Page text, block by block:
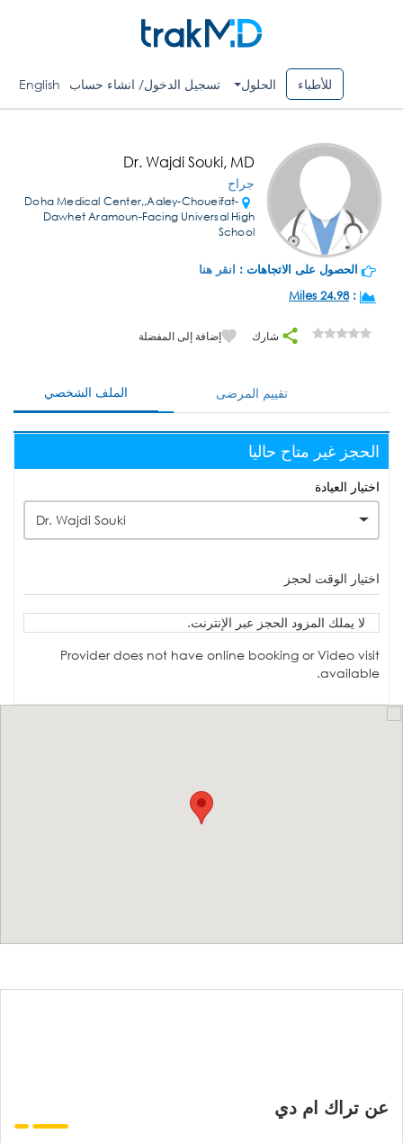
للأطباء الحلول تسجيل الدخول/ انشاء حساب English
Dr. Wajdi Souki, MD
جراح
Doha Medical Center,,Aaley-Choueifat-
Dawhet Aramoun-Facing Universal High
School
الحصول على الاتجاهات : انقر هنا
:
24.98 Miles
شارك إضافة إلى المفضلة
الملف الشخصي تقييم المرضى
الحجز غير متاح حاليا
اختيار العيادة
Dr. Wajdi Souki
اختيار الوقت لحجز
لا يملك المزود الحجز عبر الإنترنت.
Provider does not have online booking or Video visit
available.
عن تراك ام دي